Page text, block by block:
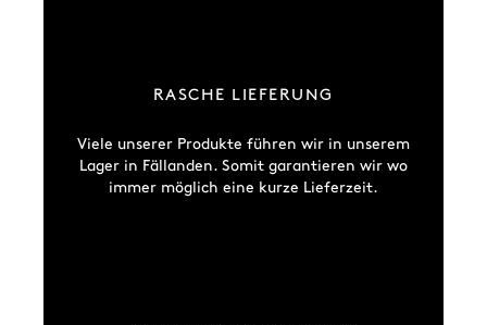
RASCHE LIEFERUNG
Viele unserer Produkte führen wir in unserem
Lager in Fällanden. Somit garantieren wir wo
immer möglich eine kurze Lieferzeit.